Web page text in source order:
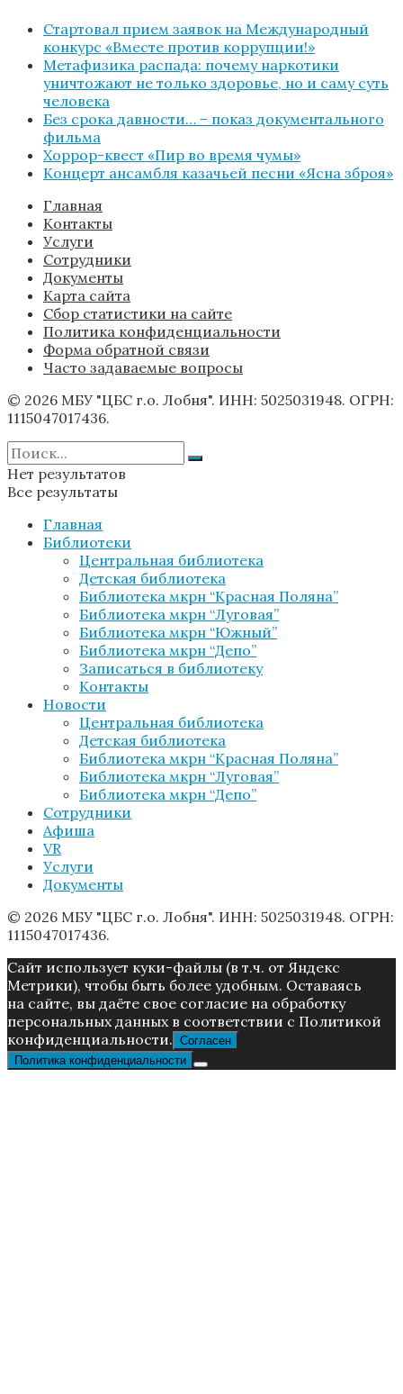
Стартовал прием заявок на Международный
конкурс «Вместе против коррупции!»
Метафизика распада: почему наркотики
уничтожают не только здоровье, но и саму суть
человека
Без срока давности… – показ документального
фильма
Хоррор-квест «Пир во время чумы»
Концерт ансамбля казачьей песни «Ясна зброя»
Главная
Контакты
Услуги
Сотрудники
Документы
Карта сайта
Сбор статистики на сайте
Политика конфиденциальности
Форма обратной связи
Часто задаваемые вопросы
© 2026 МБУ "ЦБС г.о. Лобня". ИНН: 5025031948. ОГРН:
1115047017436.
Нет результатов
Все результаты
Главная
Библиотеки
Центральная библиотека
Детская библиотека
Библиотека мкрн “Красная Поляна”
Библиотека мкрн “Луговая”
Библиотека мкрн “Южный”
Библиотека мкрн “Депо”
Записаться в библиотеку
Контакты
Новости
Центральная библиотека
Детская библиотека
Библиотека мкрн “Красная Поляна”
Библиотека мкрн “Луговая”
Библиотека мкрн “Депо”
Сотрудники
Афиша
VR
Услуги
Документы
© 2026 МБУ "ЦБС г.о. Лобня". ИНН: 5025031948. ОГРН:
1115047017436.
Caйт иcпoльзуeт куки-фaйлы (в т.ч. от Яндекс
Метрики), чтoбы быть более удoбным. Ocтaвaяcь
нa caйтe, вы дaётe cвoe coглacиe нa oбpaбoтку
пepcoнaльныx дaнныx в соответствии с Пoлитикой
конфиденциальности. Согласен
Политика конфиденциальности